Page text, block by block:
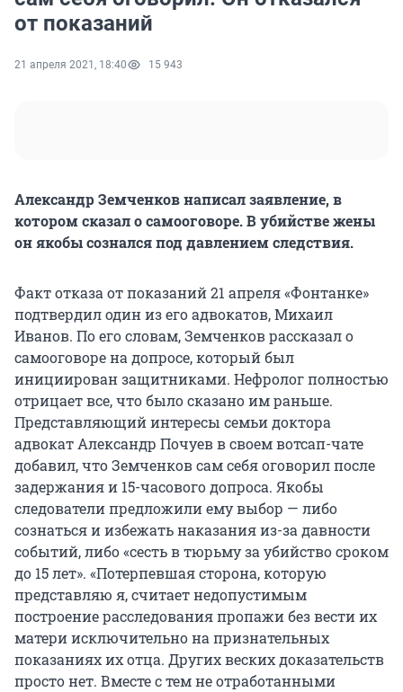
от показаний
21 апреля 2021, 18:40 15 943
Александр Земченков написал заявление, в
котором сказал о самооговоре. В убийстве жены
он якобы сознался под давлением следствия.
Факт отказа от показаний 21 апреля «Фонтанке»
подтвердил один из его адвокатов, Михаил
Иванов. По его словам, Земченков рассказал о
самооговоре на допросе, который был
инициирован защитниками. Нефролог полностью
отрицает все, что было сказано им раньше.
Представляющий интересы семьи доктора
адвокат Александр Почуев в своем вотсап-чате
добавил, что Земченков сам себя оговорил после
задержания и 15-часового допроса. Якобы
следователи предложили ему выбор — либо
сознаться и избежать наказания из-за давности
событий, либо «сесть в тюрьму за убийство сроком
до 15 лет». «Потерпевшая сторона, которую
представляю я, считает недопустимым
построение расследования пропажи без вести их
матери исключительно на признательных
показаниях их отца. Других веских доказательств
просто нет. Вместе с тем не отработанными